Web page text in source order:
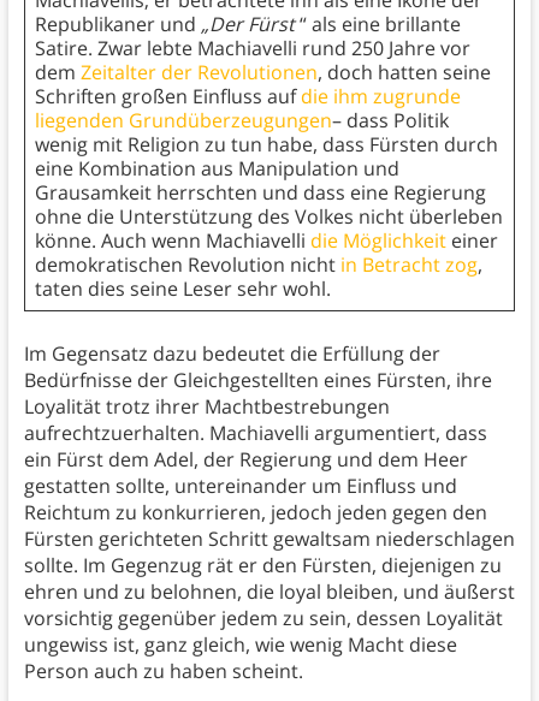
Republikaner und „Der Fürst“ als eine brillante
Satire. Zwar lebte Machiavelli rund 250 Jahre vor
dem Zeitalter der Revolutionen, doch hatten seine
Schriften großen Einfluss aufdie ihm zugrunde
liegenden Grundüberzeugungen– dass Politik
wenig mit Religion zu tun habe, dass Fürsten durch
eine Kombination aus Manipulation und
Grausamkeit herrschten und dass eine Regierung
ohne die Unterstützung des Volkes nicht überleben
könne. Auch wenn Machiavelli die Möglichkeiteiner
demokratischen Revolution nicht in Betracht zog,
taten dies seine Leser sehr wohl.
Im Gegensatz dazu bedeutet die Erfüllung der
Bedürfnisse der Gleichgestellten eines Fürsten, ihre
Loyalität trotz ihrer Machtbestrebungen
aufrechtzuerhalten. Machiavelli argumentiert, dass
ein Fürst dem Adel, der Regierung und dem Heer
gestatten sollte, untereinander um Einfluss und
Reichtum zu konkurrieren, jedoch jeden gegen den
Fürsten gerichteten Schritt gewaltsam niederschlagen
sollte. Im Gegenzug rät er den Fürsten, diejenigen zu
ehren und zu belohnen, die loyal bleiben, und äußerst
vorsichtig gegenüber jedem zu sein, dessen Loyalität
ungewiss ist, ganz gleich, wie wenig Macht diese
Person auch zu haben scheint.